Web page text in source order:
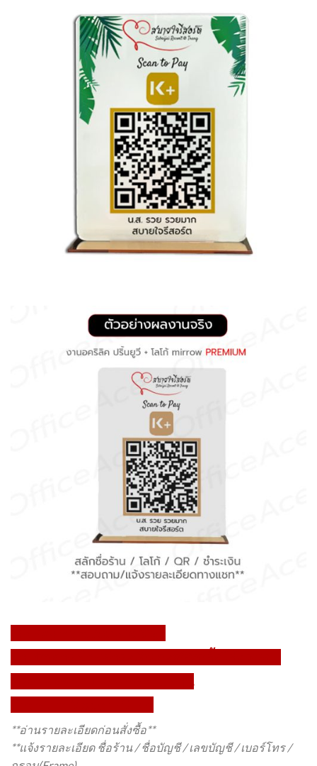
**อ่านรายละเอียดก่อนสั่งซื้อ**
**แจ้งรายละเอียด ชื่อร้าน / ชื่อบัญชี / เลขบัญชี / เบอร์โทร /